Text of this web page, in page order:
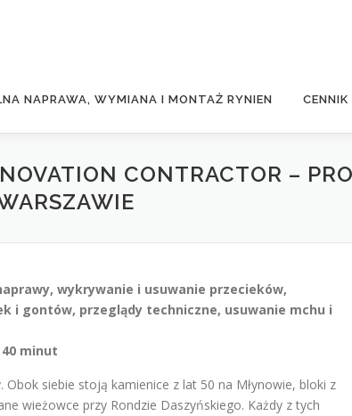
NAPRAWA, WYMIANA I MONTAŻ RYNIEN CENNIK
CONTRACTOR –
wykrywanie i usuwanie przecieków,
i gontów, przeglądy techniczne, usuwanie mchu i
minut
siebie stoją kamienice z lat 50 na Młynowie, bloki z
wieżowce przy Rondzie Daszyńskiego. Każdy z tych